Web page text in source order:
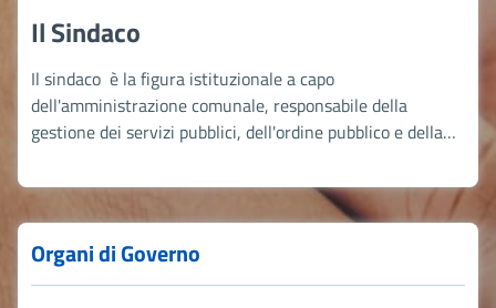
Il Sindaco
Il sindaco è la figura istituzionale a capo
dell'amministrazione comunale, responsabile della
gestione dei servizi pubblici, dell'ordine pubblico e della
consiglio comunale e rappresenta il comune in tutte le
funzioni ufficiali.
Organi di Governo